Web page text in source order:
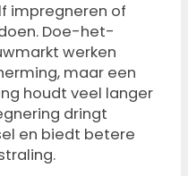
impregneren of
Doe-het-
werken
maar een
houdt veel langer
dringt
en biedt betere